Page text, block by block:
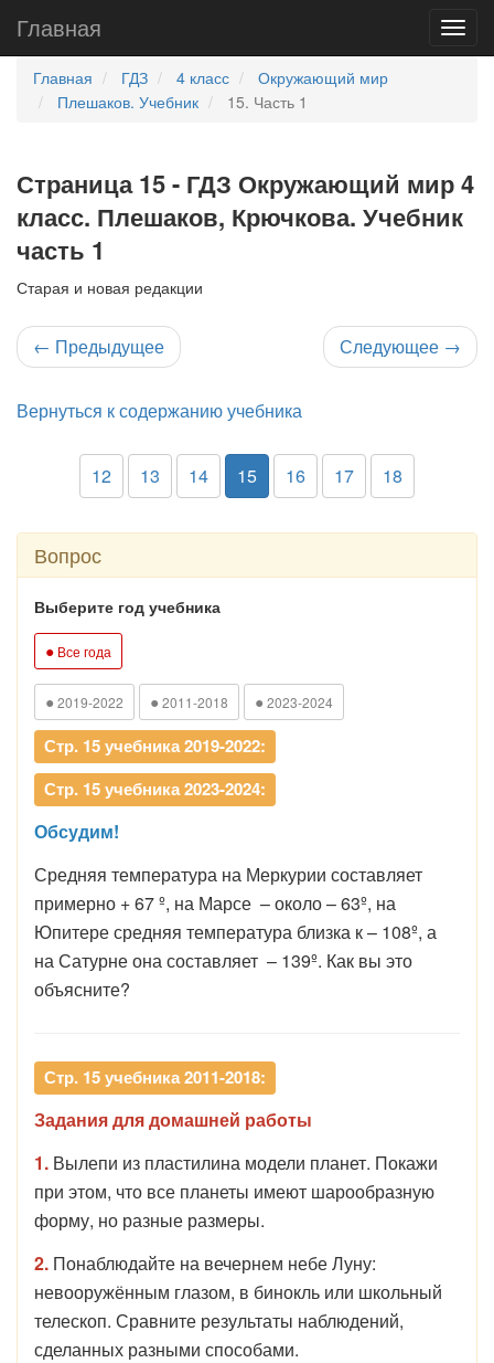
Главная
Главная ГДЗ 4 класс
Окружающий мир
Плешаков. Учебник
15. Часть 1
Страница 15 - ГДЗ Окружающий мир 4
класс. Плешаков, Крючкова. Учебник
часть 1
Старая и новая редакции
← Предыдущее Следующее →
Вернуться к содержанию учебника
12 13 14 15 16 17 18
Вопрос
Выберите год учебника
● Все года
● 2019-2022 ● 2011-2018 ● 2023-2024
Стр. 15 учебника 2019-2022:
Стр. 15 учебника 2023-2024:
Обсудим!
Средняя температура на Меркурии составляет
примерно + 67 º, на Марсе – около – 63º, на
Юпитере средняя температура близка к – 108º, а
на Сатурне она составляет – 139º. Как вы это
объясните?
Стр. 15 учебника 2011-2018:
Задания для домашней работы
1. Вылепи из пластилина модели планет. Покажи
при этом, что все планеты имеют шарообразную
форму, но разные размеры.
2. Понаблюдайте на вечернем небе Луну:
невооружённым глазом, в бинокль или школьный
телескоп. Сравните результаты наблюдений,
сделанных разными способами.